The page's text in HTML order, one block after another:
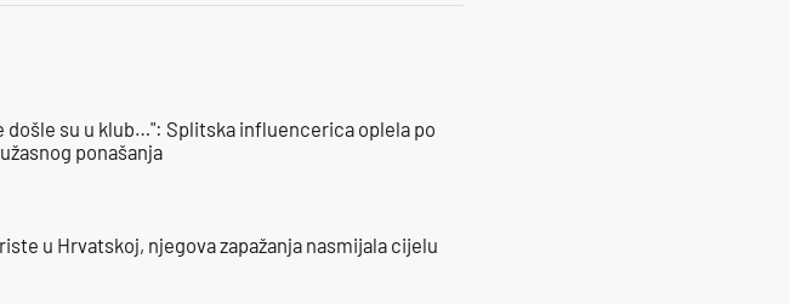
došle su u klub…": Splitska influencerica oplela po
ponašanja
u Hrvatskoj, njegova zapažanja nasmijala cijelu